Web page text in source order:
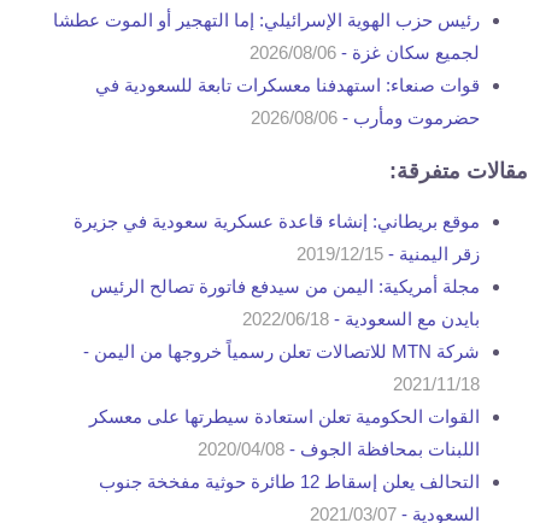
رئيس حزب الهوية الإسرائيلي: إما التهجير أو الموت عطشا
لجميع سكان غزة - 2026/08/06
قوات صنعاء: استهدفنا معسكرات تابعة للسعودية في
حضرموت ومأرب - 2026/08/06
مقالات متفرقة:
موقع بريطاني: إنشاء قاعدة عسكرية سعودية في جزيرة
زقر اليمنية - 2019/12/15
مجلة أمريكية: اليمن من سيدفع فاتورة تصالح الرئيس
بايدن مع السعودية - 2022/06/18
شركة MTN للاتصالات تعلن رسمياً خروجها من اليمن -
2021/11/18
القوات الحكومية تعلن استعادة سيطرتها على معسكر
اللبنات بمحافظة الجوف - 2020/04/08
التحالف يعلن إسقاط 12 طائرة حوثية مفخخة جنوب
السعودية - 2021/03/07